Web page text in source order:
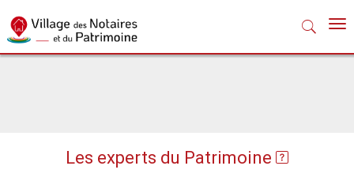
Les experts du Patrimoine